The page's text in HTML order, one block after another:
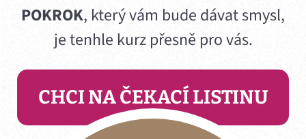
POKROK, který vám bude dávat smysl,
je tenhle kurz přesně pro vás.
CHCI NA ČEKACÍ LISTINU